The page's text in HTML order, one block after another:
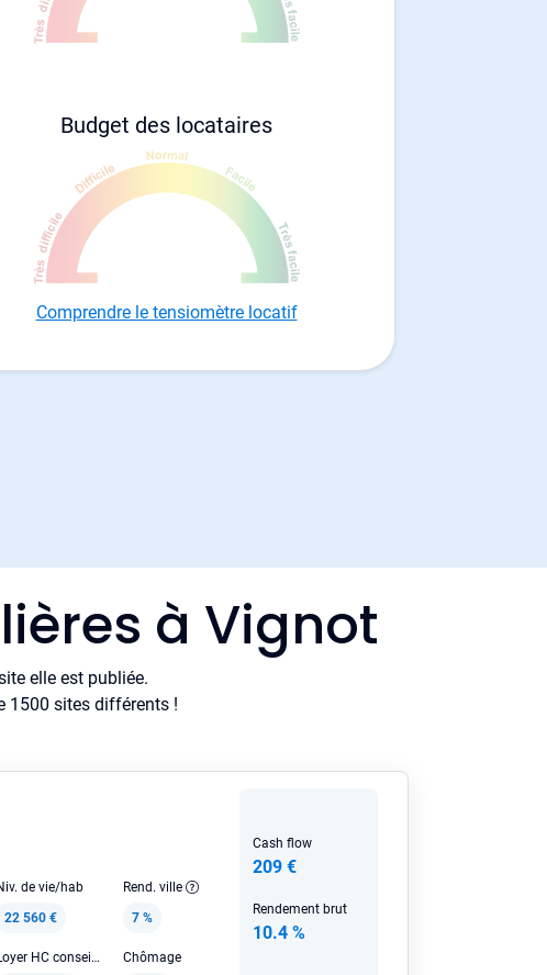
Budget des locataires
Comprendre le tensiomètre locatif
à Vignot
elle est publiée.
1500 sites différents !
de vie/hab
22 560 €
Rend. ville
7 %
Loyer HC conseillé Chômage
Cash flow
209 €
Rendement brut
10.4 %